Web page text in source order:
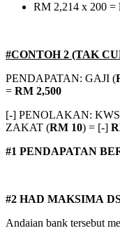
RM 2,214 x 200 =
#CONTOH 2 (TAK
PENDAPATAN: GAJI (
= RM 2,500
[-] PENOLAKAN:
ZAKAT (RM 10) = [-]
#1 PENDAPATAN
#2 HAD MAKSIMA
Andaian bank tersebut